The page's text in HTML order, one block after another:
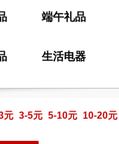
端午礼品
生活电器
元 3-5元 5-10元 10-20元